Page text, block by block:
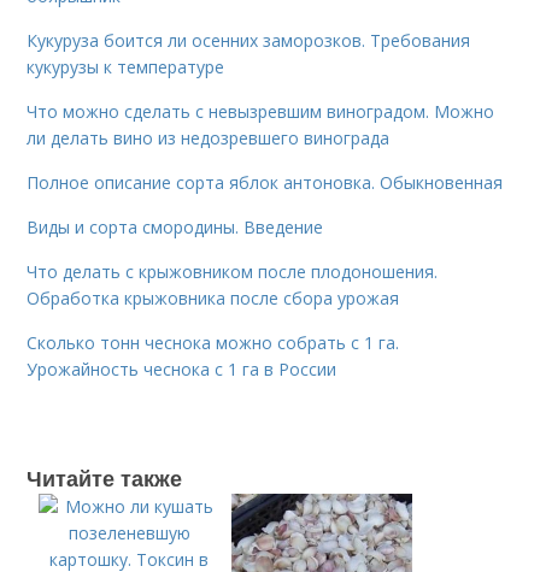
Кукуруза боится ли осенних заморозков. Требования
кукурузы к температуре
Что можно сделать с невызревшим виноградом. Можно
ли делать вино из недозревшего винограда
Полное описание сорта яблок антоновка. Обыкновенная
Виды и сорта смородины. Введение
Что делать с крыжовником после плодоношения.
Обработка крыжовника после сбора урожая
Сколько тонн чеснока можно собрать с 1 га.
Урожайность чеснока с 1 га в России
Читайте также